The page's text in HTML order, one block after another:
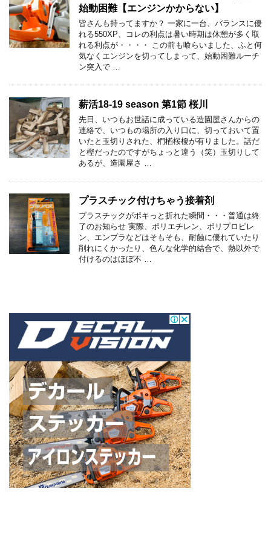
始動困難【エンジンかからない】
皆さんも持ってますか？ 一家に一台、バランスに優
れる550XP、コレの利点は暑い時期は休憩が多く取
れる利点が・・・・ この前も喰らいました、ふと何
気なくエンジンを切ってしまって、始動困難ルーチ
ン突入で …
薪活18-19 season 第1節 桜川
先日、いつもお世話に成っている造園屋さんからの
連絡で、いつもの場所の入り口に、切っておいて置
いたと玉切りされた、椚楢桜榎が有りました。話だ
と樫だったのですがちょっと違う（笑）玉切りして
あるが、造園屋さ …
プラスチック付けちゃう接着剤
プラスチックがポキっと折れた瞬間・・・普通は終
了のお知らせ 実際、ポリエチレン、ポリプロピレ
ン、エンプラなどはそもそも、耐蝕に優れていたり
削れにくかったり、色んな化学的結合で、熱以外で
付けるのはほぼ不 …